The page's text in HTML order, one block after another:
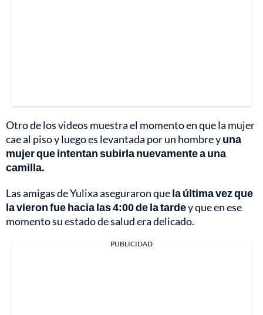
Otro de los videos muestra el momento en que la mujer
cae al piso y luego es levantada por un hombre yuna
mujer que intentan subirla nuevamente a una
camilla.
Las amigas de Yulixa aseguraron quela última vez que
la vieron fue hacia las 4:00 de la tardey que en ese
momento su estado de salud era delicado.
PUBLICIDAD